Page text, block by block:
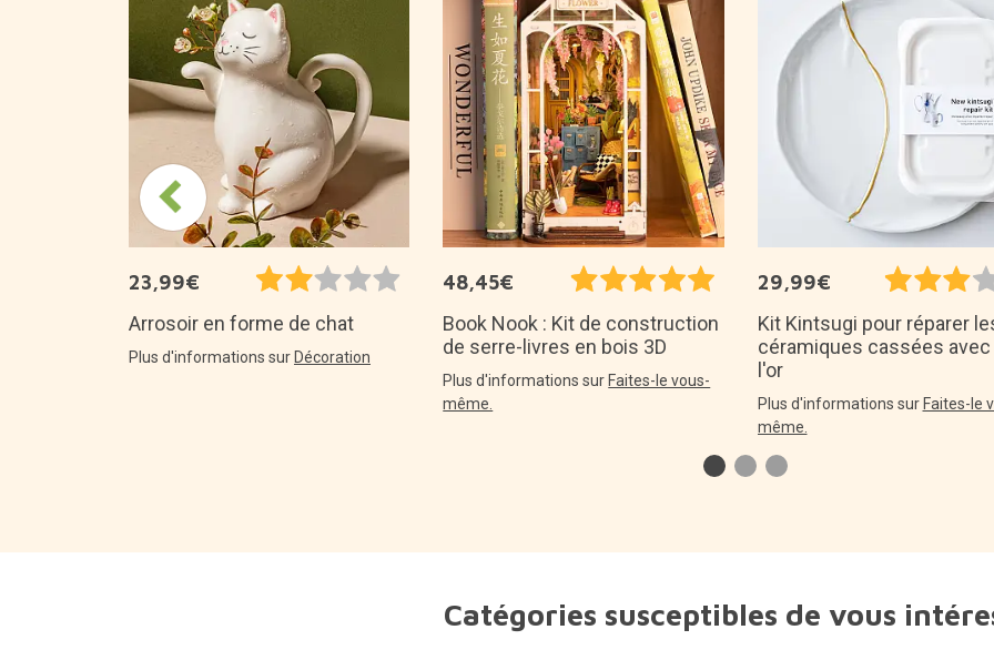
23,99€
Arrosoir en forme de chat
Plus d'informations sur Décoration
48,45€
Book Nook : Kit de construction
de serre-livres en bois 3D
Plus d'informations sur Faites-le vous-
même.
29,99€
Kit Kintsugi pour réparer
céramiques cassées avec
l'or
Plus d'informations sur Faites-le
même.
Catégories susceptibles de vous